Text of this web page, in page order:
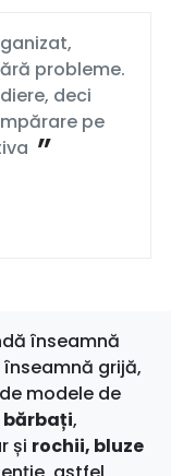
probleme.
deci
pe
înseamnă
grijă,
modele de
bărbați,
și rochii, bluze